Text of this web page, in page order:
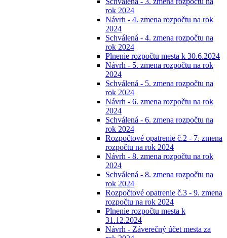
rok 2024
Návrh - 4. zmena rozpočtu na rok
2024
Schválená - 4. zmena rozpočtu na
rok 2024
Plnenie rozpočtu mesta k 30.6.2024
Návrh - 5. zmena rozpočtu na rok
2024
Schválená - 5. zmena rozpočtu na
rok 2024
Návrh - 6. zmena rozpočtu na rok
2024
Schválená - 6. zmena rozpočtu na
rok 2024
Rozpočtové opatrenie č.2 - 7. zmena
rozpočtu na rok 2024
Návrh - 8. zmena rozpočtu na rok
2024
Schválená - 8. zmena rozpočtu na
rok 2024
Rozpočtové opatrenie č.3 - 9. zmena
rozpočtu na rok 2024
Plnenie rozpočtu mesta k
31.12.2024
Návrh - Záverečný účet mesta za